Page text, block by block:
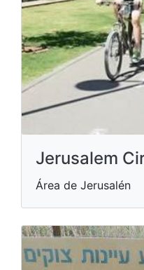
Jerusalem
Área de Jerusalén